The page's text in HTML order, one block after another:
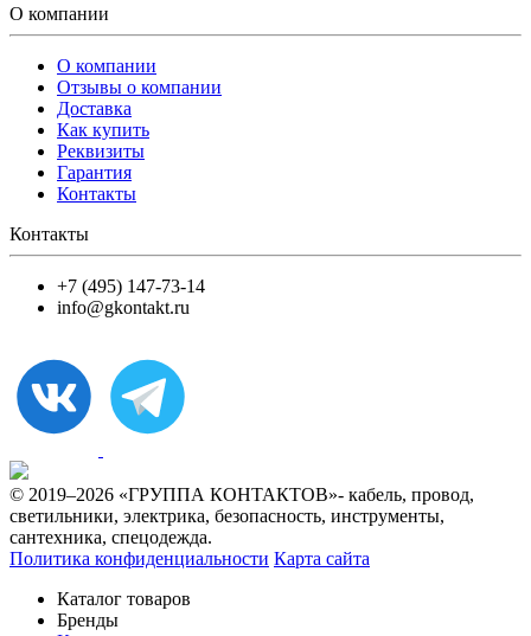
О компании
О компании
Отзывы о компании
Доставка
Как купить
Реквизиты
Гарантия
Контакты
Контакты
+7 (495) 147-73-14
info@gkontakt.ru
© 2019–2026 «ГРУППА КОНТАКТОВ»- кабель, провод,
светильники, электрика, безопасность, инструменты,
сантехника, спецодежда.
Политика конфиденциальности Карта сайта
Каталог товаров
Бренды